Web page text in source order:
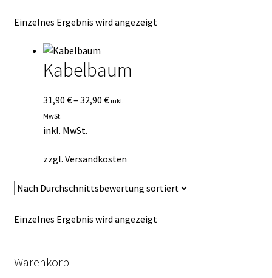
Kasse
Mein Konto
Vertrag widerrufen
Warenkorb
Einzelnes Ergebnis wird angezeigt
Kabelbaum
31,90 €– 32,90 € inkl.
MwSt.
inkl. MwSt.
zzgl. Versandkosten
Einzelnes Ergebnis wird angezeigt
Warenkorb